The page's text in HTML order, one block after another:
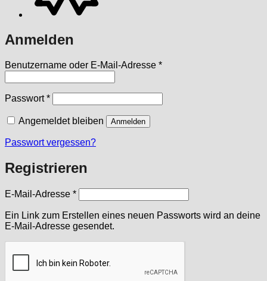
Anmelden
Benutzername oder E-Mail-Adresse *Erforderlich
Passwort*Erforderlich
Angemeldet bleiben Anmelden
Passwort vergessen?
Registrieren
E-Mail-Adresse *Erforderlich
Ein Link zum Erstellen eines neuen Passworts wird an deine
E-Mail-Adresse gesendet.